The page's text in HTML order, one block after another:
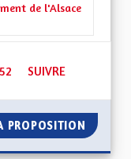
Culture, l'Education et
de l'Alsace
52 52 ABONNÉS
SUIVRE
PROPOSITION UNE